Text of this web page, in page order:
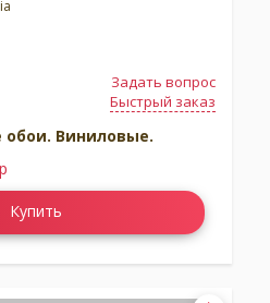
Задать вопрос
Быстрый заказ
обои. Виниловые.
Купить